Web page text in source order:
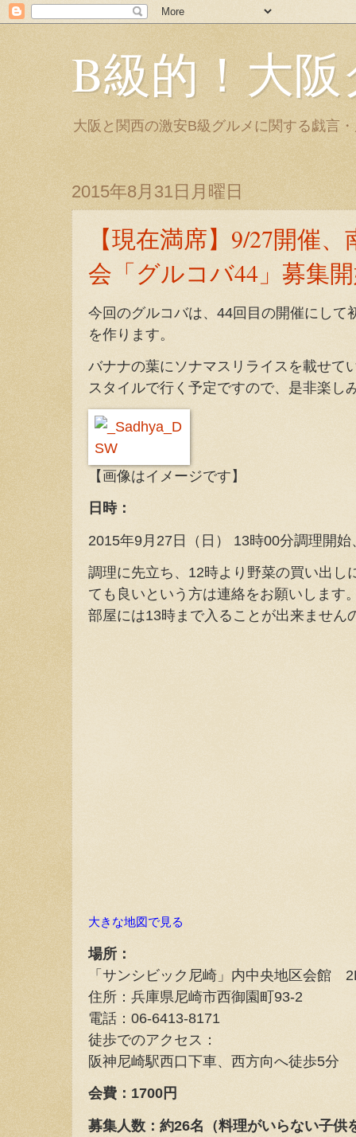
B級的！大
大阪と関西の激安B級グルメに関する戯言
2015年8月31日月曜日
【現在満席】9/27開催
会「グルコバ44」募集
今回のグルコバは、44回目の開催にして
を作ります。
バナナの葉にソナマスリライスを載せて
スタイルで行く予定ですので、是非楽し
【画像はイメージです】
日時：
2015年9月27日（日） 13時00分調理開
調理に先立ち、12時より野菜の買い出し
ても良いという方は連絡をお願いします
部屋には13時まで入ることが出来ません
大きな地図で見る
場所：
「サンシビック尼崎」内中央地区会館
住所：兵庫県尼崎市西御園町93-2
電話：06-6413-8171
徒歩でのアクセス：
阪神尼崎駅西口下車、西方向へ徒歩5分
会費：1700円
募集人数：約26名（料理がいらない子供